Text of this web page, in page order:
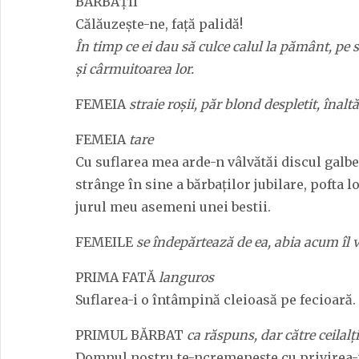
Călăuzește-ne, față palidă!
În timp ce ei dau să culce calul la pământ, pe
și cârmuitoarea lor.
FEMEIA straie roșii, păr blond despletit, înaltă
FEMEIA tare
Cu suflarea mea arde-n vâlvătăi discul
strânge în sine a bărbaților jubilare, pofta
jurul meu asemeni unei bestii.
FEMEILE se îndepărtează de ea, abia acum îl
PRIMA FATĂlanguros
Suflarea-i o întâmpină cleioasă pe fecioară.
PRIMUL BĂRBAT ca răspuns, dar către ceilalți